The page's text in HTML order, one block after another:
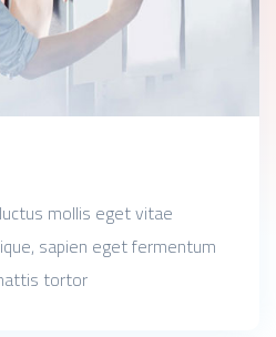
mollis eget vitae
sapien eget fermentum
tortor.